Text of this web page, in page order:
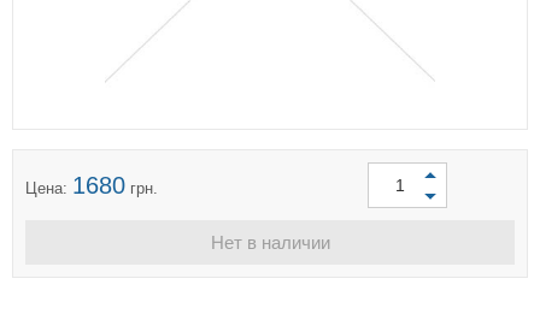
Цена: 1680 грн.
Нет в наличии